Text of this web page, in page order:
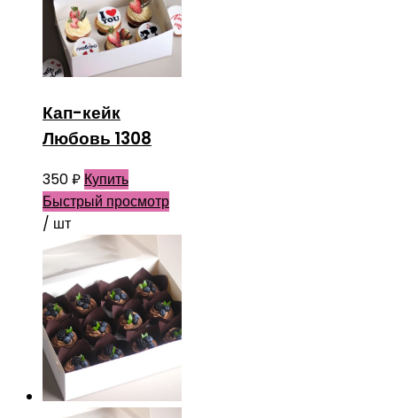
Кап-кейк
Любовь 1308
350₽ Купить
Быстрый просмотр
/ шт